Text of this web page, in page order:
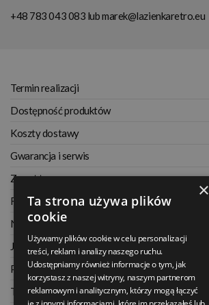
+48 783 043 083 lubmarek@lazienkaretro.eu
Termin realizacji
Dostępność produktów
Koszty dostawy
Gwarancja i serwis
Zwrot towaru
Regulamin
Najczęściej zadawane pytania
Jak kupować na raty
Polityka prywatności
Twoje zamówienia
×
Ta strona używa plików
cookie
Używamy plików cookie w celu personalizacji
treści, reklam i analizy naszego ruchu.
Udostępniamy również informacje o tym, jak
korzystasz z naszej witryny, naszym partnerom
reklamowym i analitycznym, którzy mogą łączyć